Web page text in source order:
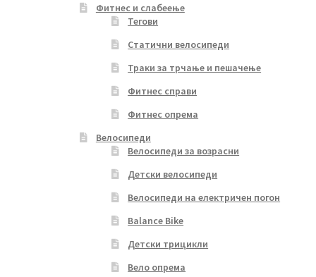
Фитнес и слабеење
Тегови
Статични велосипеди
Траки за трчање и пешачење
Фитнес справи
Фитнес опрема
Велосипеди
Велосипеди за возрасни
Детски велосипеди
Велосипеди на електричен погон
Balance Bike
Детски трицикли
Вело опрема